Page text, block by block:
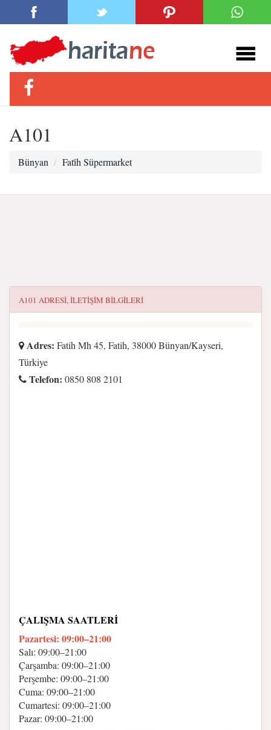
A101
Bünyan Fati̇h Süpermarket
A101 ADRESI, ILETIŞIM BILGILERI
Adres: Fatih Mh 45, Fatih, 38000 Bünyan/Kayseri,
Türkiye
Telefon: 0850 808 2101
ÇALIŞMA SAATLERI
Pazartesi: 09:00–21:00
Salı: 09:00–21:00
Çarşamba: 09:00–21:00
Perşembe: 09:00–21:00
Cuma: 09:00–21:00
Cumartesi: 09:00–21:00
Pazar: 09:00–21:00